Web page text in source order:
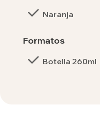
Naranja
Formatos
Botella 260ml